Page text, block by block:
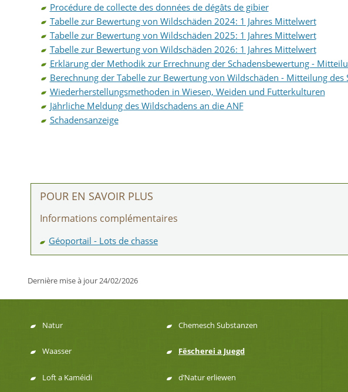
Procédure de collecte des données de dégâts de gibier
Tabelle zur Bewertung von Wildschäden 2024: 1 Jahres Mittelwert
Tabelle zur Bewertung von Wildschäden 2025: 1 Jahres Mittelwert
Tabelle zur Bewertung von Wildschäden 2026: 1 Jahres Mittelwert
Erklärung der Methodik zur Errechnung der Schadensbewertung -
Berechnung der Tabelle zur Bewertung von Wildschäden - Mitteilung des
Wiederherstellungsmethoden in Wiesen, Weiden und Futterkulturen
Jährliche Meldung des Wildschadens an die ANF
Schadensanzeige
POUR EN SAVOIR PLUS
Informations complémentaires
Géoportail - Lots de chasse
Dernière mise à jour24/02/2026
Menu
de
Natur
Waasser
Loft a Kaméidi
Chemesch Substanzen
Fëscherei a Juegd
d’Natur erliewen